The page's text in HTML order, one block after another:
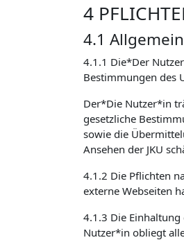
4
4.1
4.1.1 Die*Der
Bestimmungen des
Der*Die Nutzer*in
gesetzliche
sowie die
Ansehen der JKU
4.1.2 Die Pflichten
externe Webseiten
4.1.3 Die
Nutzer*in obliegt